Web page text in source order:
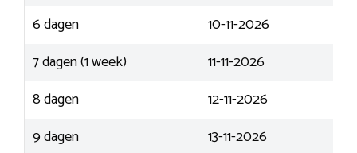
6 dagen
10-11-2026
7 dagen (1 week)
11-11-2026
8 dagen
12-11-2026
9 dagen
13-11-2026